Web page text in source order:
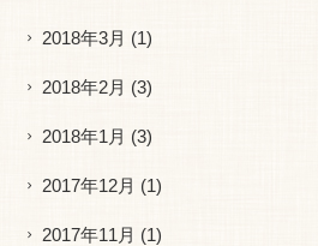
2018年3月 (1)
2018年2月 (3)
2018年1月 (3)
2017年12月 (1)
2017年11月 (1)